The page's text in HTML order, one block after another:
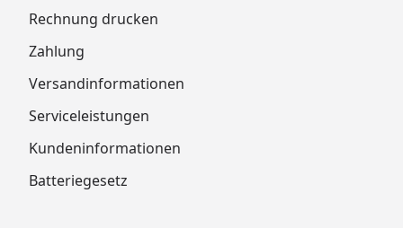
Rechnung drucken
Zahlung
Versandinformationen
Serviceleistungen
Kundeninformationen
Batteriegesetz